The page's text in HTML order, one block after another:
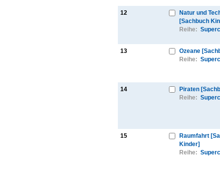
12
Natur und
[Sachbuch
Reihe:
13
Ozeane
Reihe:
14
Piraten
Reihe:
15
Raumfahrt
Kinder]
Reihe: